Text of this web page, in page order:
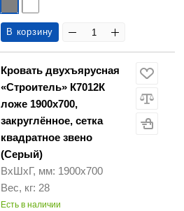
В корзину
Кровать двухъярусная
«Строитель» К7012К
ложе 1900х700,
закруглённое, сетка
квадратное звено
(Серый)
ВхШхГ, мм: 1900х700
Вес, кг: 28
Есть в наличии